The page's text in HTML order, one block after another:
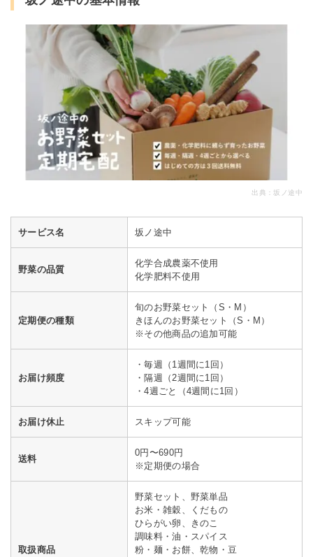
出典：坂ノ途中
サービス名 坂ノ途中
野菜の品質
化学合成農薬不使用
化学肥料不使用
定期便の種類
旬のお野菜セット（S・M）
きほんのお野菜セット（S・M）
※その他商品の追加可能
お届け頻度
・毎週（1週間に1回）
・隔週（2週間に1回）
・4週ごと（4週間に1回）
お届け休止 スキップ可能
送料
0円〜690円
※定期便の場合
取扱商品
野菜セット、野菜単品
お米・雑穀、くだもの
ひらがい卵、きのこ
調味料・油・スパイス
粉・麺・お餅、乾物・豆